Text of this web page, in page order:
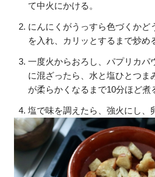
て中火にかける。
にんにくがうっすら色づくかど
を入れ、カリッとするまで炒め
一度火からおろし、パプリカパ
に混ざったら、水と塩ひとつま
が柔らかくなるまで10分ほど煮
塩で味を調えたら、強火にし、